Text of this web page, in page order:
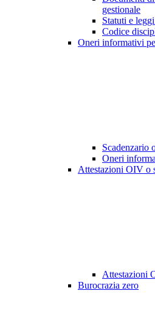
gestionale
Statuti e
Codice
Oneri informativi
Scadenzario
Oneri
Attestazioni OIV o
Attestazioni
Burocrazia zero